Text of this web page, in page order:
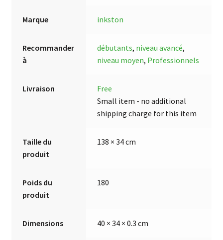
Marque inkston
Recommander
à
débutants, niveau avancé,
niveau moyen, Professionnels
Livraison
Free
Small item - no additional
shipping charge for this item
Taille du
produit
138 × 34 cm
Poids du
produit
180
Dimensions 40 × 34 × 0.3 cm